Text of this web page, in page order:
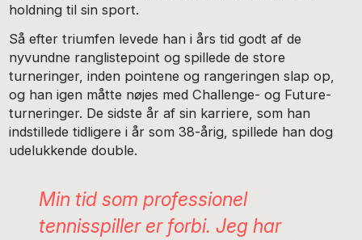
holdning til sin sport.
Så efter triumfen levede han i års tid godt af de
nyvundne ranglistepoint og spillede de store
turneringer, inden pointene og rangeringen slap op,
og han igen måtte nøjes med Challenge- og Future-
turneringer. De sidste år af sin karriere, som han
indstillede tidligere i år som 38-årig, spillede han dog
udelukkende double.
Min tid som professionel
tennisspiller er forbi. Jeg har